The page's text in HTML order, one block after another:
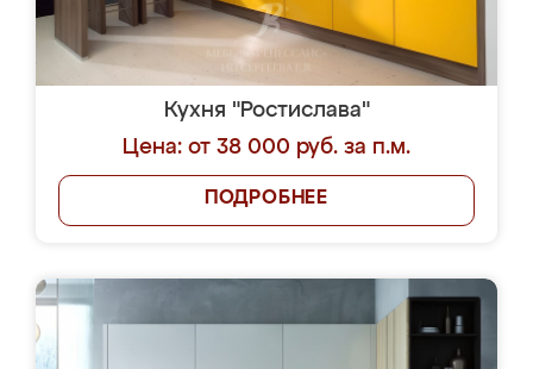
Кухня "Ростислава"
Цена: от 38 000 руб. за п.м.
ПОДРОБНЕЕ